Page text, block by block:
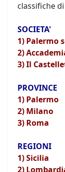
classifiche
SOCIETA'
1) Palermo
2)
3) Il
PROVINCE
1) Palermo
2) Milano
3) Roma
REGIONI
1) Sicilia
2)